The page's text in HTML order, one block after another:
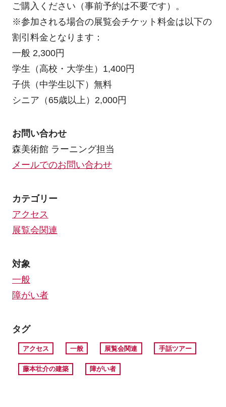
ご購入ください（事前予約は不要です）。
※参加される場合の展覧会チケット料金は以下の
割引料金となります：
一般 2,300円
学生（高校・大学生）1,400円
子供（中学生以下）無料
シニア（65歳以上）2,000円
お問い合わせ
森美術館 ラーニング担当
メールでのお問い合わせ
カテゴリー
アクセス
展覧会関連
対象
一般
障がい者
タグ
アクセス 一般 展覧会関連 手話ツアー
藤本壮介の建築 障がい者